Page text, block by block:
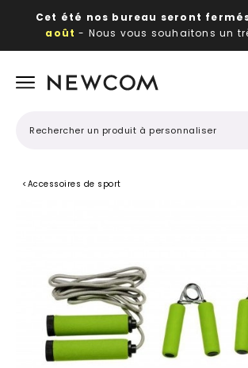
Cet été nos bureau seront
août - Nous vous souhaitons un
publicitaires
< Accessoires de sport